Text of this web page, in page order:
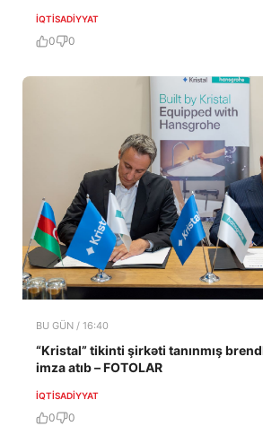
İQTISADIYYAT
0 0
BU GÜN / 16:40
“Kristal” tikinti şirkəti tanınmış
imza atıb – FOTOLAR
İQTISADIYYAT
0 0